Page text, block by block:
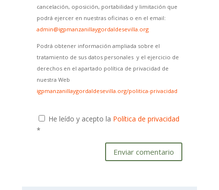
cancelación, oposición, portabilidad y limitación que
podrá ejercer en nuestras oficinas o en el email:
admin@igpmanzanillaygordaldesevilla.org
Podrá obtener información ampliada sobre el
tratamiento de sus datos personales y el ejercicio de
derechos en el apartado política de privacidad de
nuestra Web
igpmanzanillaygordaldesevilla.org/politica-privacidad
He leído y acepto la Política de privacidad
*
Enviar comentario